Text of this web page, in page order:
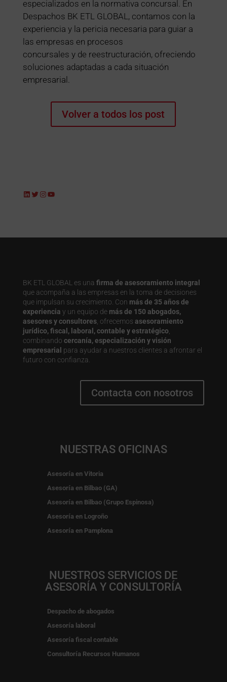
especializados en la normativa concursal. En
Despachos BK ETL GLOBAL, contamos con la
experiencia y la pericia necesaria para guiar a
las empresas en procesos
concursales y de reestructuración, ofreciendo
soluciones adaptadas a cada situación
empresarial.
Volver a todos los post
LinkedIn
Twitter
Instagram
YouTube
BK ETL GLOBAL es una firma de asesoramiento integral
que acompaña a las empresas en la toma de decisiones
que impulsan su crecimiento. Con más de 35 años de
experiencia y un equipo de más de 150 abogados,
asesores y consultores, ofrecemos asesoramiento
jurídico, fiscal, laboral, contable y estratégico
combinando cercanía, especialización y visión
empresarial para ayudar a nuestros clientes a afrontar el
futuro con confianza.
Contacta con nosotros
NUESTRAS OFICINAS
Asesoría en Vitoria
Asesoría en Bilbao (GA)
Asesoría en Bilbao (Grupo Espinosa)
Asesoría en Logroño
Asesoría en Pamplona
NUESTROS SERVICIOS DE
ASESORÍA Y CONSULTORÍA
Despacho de abogados
Asesoría laboral
Asesoría fiscal contable
Consultoría Recursos Humanos